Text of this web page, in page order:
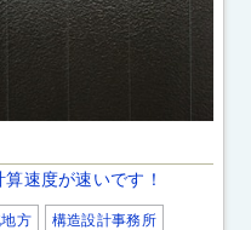
速度が速いです！
方 構造設計事務所